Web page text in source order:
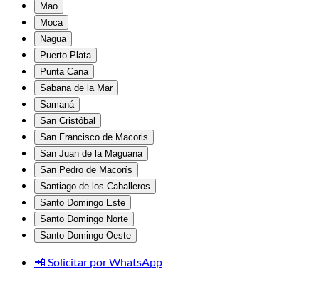
Mao
Moca
Nagua
Puerto Plata
Punta Cana
Sabana de la Mar
Samaná
San Cristóbal
San Francisco de Macoris
San Juan de la Maguana
San Pedro de Macorís
Santiago de los Caballeros
Santo Domingo Este
Santo Domingo Norte
Santo Domingo Oeste
📲 Solicitar por WhatsApp